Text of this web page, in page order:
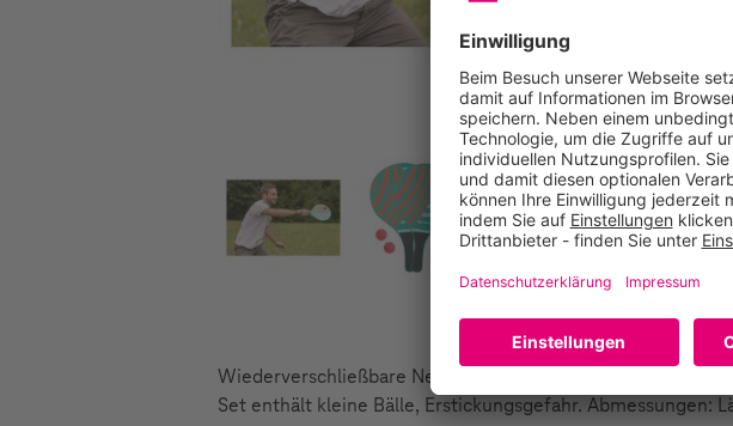
Wiederverschließbare Netztasche mit Kordelzug Robustes
Set enthält kleine Bälle, Erstickungsgefahr. Abmessungen: